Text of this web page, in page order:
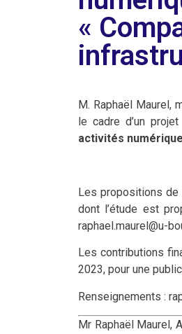
«
M. Raphaël Maurel,
le cadre d’un
activités
Les propositions de
dont l’étude est
raphael.maurel@u-
Les contributions
2023, pour une
Renseignements :
Mr Raphaël Maurel,